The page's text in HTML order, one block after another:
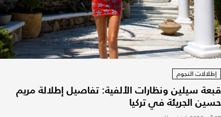
إطلالات النجوم
قبعة سيلين ونظارات الألفية: تفاصيل إطلالة مريم
حسين الجريئة في تركيا